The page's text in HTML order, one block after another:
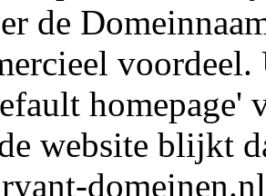
de
voordeel.
homepage'
website blijkt